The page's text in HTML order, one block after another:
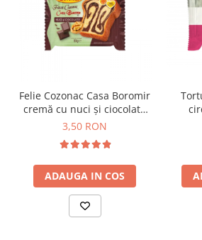
Cadouri
Pachete Cadou
Cozonac Wine Collection
Dulciurile Feleacul
Nuga
Felie Cozonac Casa Boromir
cremă cu nuci și ciocolată
80g
3,50 RON
ADAUGA IN COS